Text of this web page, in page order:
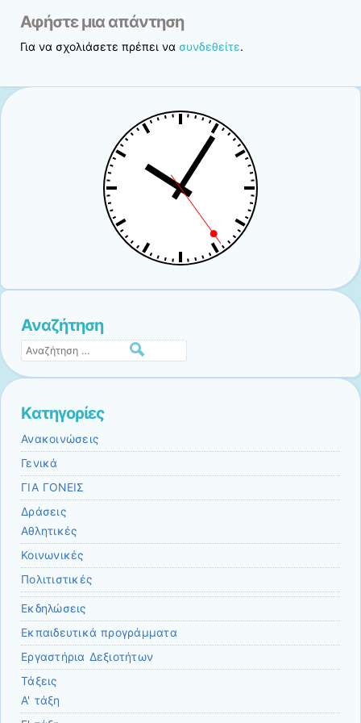
Αφήστε μια απάντηση
Για να σχολιάσετε πρέπει νασυνδεθείτε.
Αναζήτηση
Αναζήτηση
Kατηγορίες
Ανακοινώσεις
Γενικά
ΓΙΑ ΓΟΝΕΙΣ
Δράσεις
Αθλητικές
Κοινωνικές
Πολιτιστικές
Εκδηλώσεις
Εκπαιδευτικά προγράμματα
Εργαστήρια Δεξιοτήτων
Τάξεις
Α' τάξη